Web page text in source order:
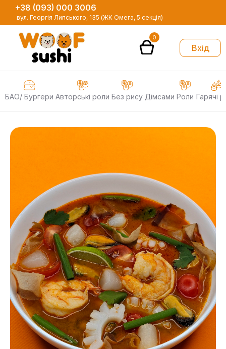
+38 (093) 000 3006
вул. Георгія Липського, 135 (ЖК Омега, 5 секція)
0
Вхід
БАО/ Бургери Авторські роли Без рису Дімсами Роли Гарячі